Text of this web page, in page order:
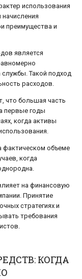
использования
преимущества и
является
службы. Такой подход
расходов.
что большая часть
первые годы
когда активы
фактическом объеме
когда
на финансовую
Принятие
стратегиях и
требования
КОГДА